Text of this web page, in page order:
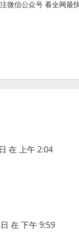
微信公众号 看全网最
在 上午 2:04
在 下午 9:59